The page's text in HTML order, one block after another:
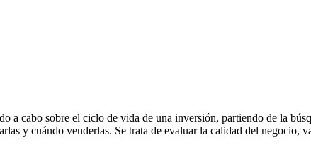
a cabo sobre el ciclo de vida de una inversión, partiendo de la
y cuándo venderlas. Se trata de evaluar la calidad del negocio,